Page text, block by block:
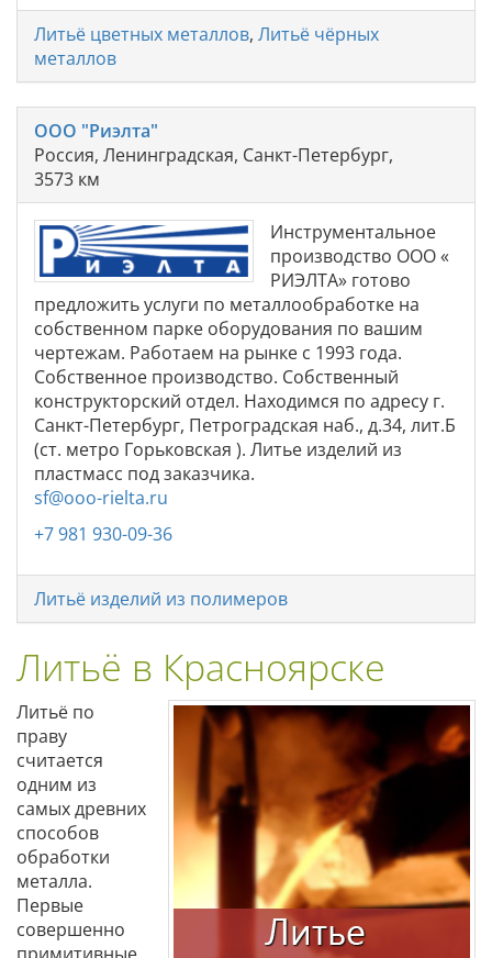
Литьё цветных металлов, Литьё чёрных
металлов
ООО "Риэлта"
Россия, Ленинградская, Санкт-Петербург,
3573 км
Инструментальное
производство ООО «
РИЭЛТА» готово
предложить услуги по металлообработке на
собственном парке оборудования по вашим
чертежам. Работаем на рынке с 1993 года.
Собственное производство. Собственный
конструкторский отдел. Находимся по адресу г.
Санкт-Петербург, Петроградская наб., д.34, лит.Б
(ст. метро Горьковская ). Литье изделий из
пластмасс под заказчика.
sf@ooo-rielta.ru
+7 981 930-09-36
Литьё изделий из полимеров
Литьё в Красноярске
Литьё по
праву
считается
одним из
самых древних
способов
обработки
металла.
Первые
совершенно
примитивные